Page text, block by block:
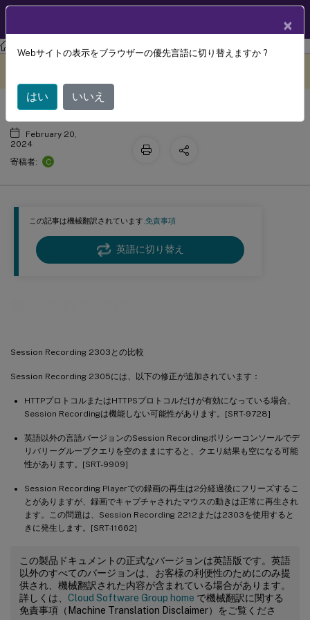
Session Recording Session Recording 2305
この記事は機械翻訳されています.免責事項
英語に切り替え
Session Recording 2303との比較
Session Recording 2305には、以下の修正が追加されています：
HTTPプロトコルまたはHTTPSプロトコルだけが有効になっている場合、
Session Recordingは機能しない可能性があります。[SRT-9728]
英語以外の言語バージョンのSession Recordingポリシーコンソールでデ
リバリーグループクエリを空のままにすると、クエリ結果も空になる可能
性があります。[SRT-9909]
Session Recording Playerでの録画の再生は2分経過後にフリーズするこ
とがありますが、録画でキャプチャされたマウスの動きは正常に再生され
ます。この問題は、Session Recording 2212または2303を使用すると
きに発生します。[SRT-11662]
この製品ドキュメントの正式なバージョンは英語版です。英語
以外のすべてのバージョンは、お客様の利便性のためにのみ提
供され、機械翻訳された内容が含まれている場合があります。
詳しくは、 Cloud Software Group home で機械翻訳に関する
免責事項（Machine Translation Disclaimer）をご覧くださ
解決された問題
February 20,
2024
寄稿者:
C
×
Webサイトの表示をブラウザーの優先言語に切り替えますか ?
はい いいえ